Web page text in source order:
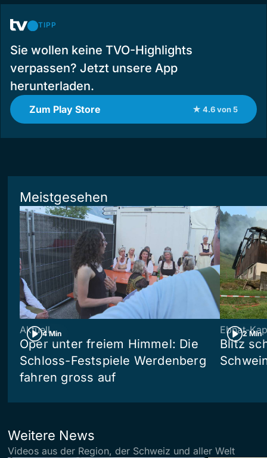
TIPP
Sie wollen keine TVO-Highlights
verpassen? Jetzt unsere App
herunterladen.
Zum Play Store ★ 4.6 von 5
Meistgesehen
4 Min
Aktuell
Oper unter freiem Himmel: Die
Schloss-Festspiele Werdenberg
fahren gross auf
2 Min
Ebnat-
Blitz
Weitere News
Videos aus der Region, der Schweiz und aller Welt